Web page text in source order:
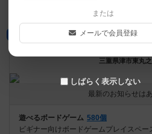
三重県津市東丸
最新のお知らせは
遊べるボードゲーム 580個
ビギナー向けボードゲームプレイスペ
または
メールで会員登録
しばらく表示しない